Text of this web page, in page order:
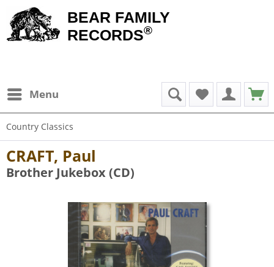
BEAR FAMILY
RECORDS®
Menu
Country Classics
CRAFT, Paul
Brother Jukebox (CD)